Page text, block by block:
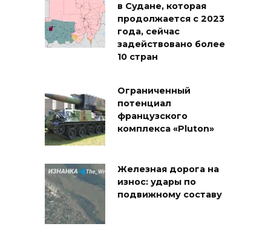
в Судане, которая
продолжается с 2023
года, сейчас
задействовано более
10 стран
Ограниченный
потенциал
французского
комплекса «Pluton»
Железная дорога на
износ: удары по
подвижному составу